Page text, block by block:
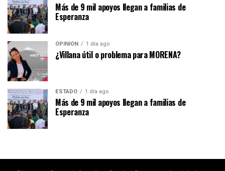
Más de 9 mil apoyos llegan a familias de
Esperanza
OPINIÓN 1 día ago
¿Villana útil o problema para MORENA?
ESTADO 1 día ago
Más de 9 mil apoyos llegan a familias de
Esperanza